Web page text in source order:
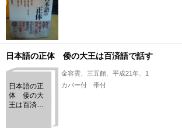
日本語の正体 倭の大王は百済語で話す
日本語の正
体 倭の大
王は百済語
金容雲、三五館、平成21年、1
カバー付 帯付